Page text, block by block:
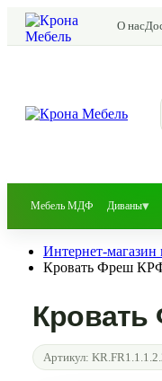
О нас
Мебель МДФ Диваны▾
Интернет-магазин
Кровать Фреш
Артикул: